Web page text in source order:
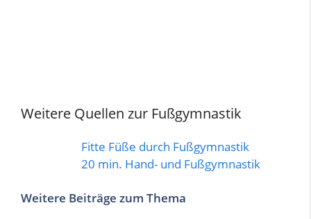
Weitere Quellen zur Fußgymnastik
Fitte Füße durch Fußgymnastik
20 min. Hand- und Fußgymnastik
Weitere Beiträge zum Thema